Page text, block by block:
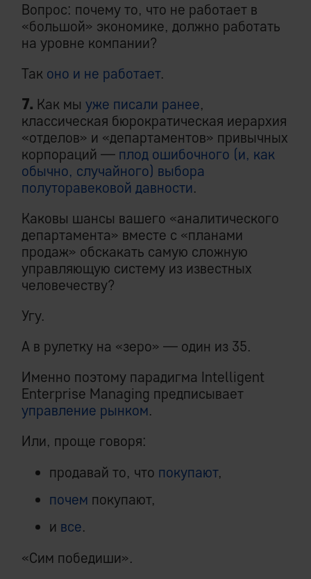
Вопрос: почему то, что не работает в
«большой» экономике, должно работать
на уровне компании?
Так оно и не работает.
7. Как мы уже писали ранее,
классическая бюрократическая иерархия
«отделов» и «департаментов» привычных
корпораций — плод ошибочного (и, как
обычно, случайного) выбора
полуторавековой давности.
Каковы шансы вашего «аналитического
департамента» вместе с «планами
продаж» обскакать самую сложную
управляющую систему из известных
человечеству?
Угу.
А в рулетку на «зеро» — один из 35.
Именно поэтому парадигма Intelligent
Enterprise Managing предписывает
управление рынком.
Или, проще говоря:
продавай то, что покупают,
почем покупают,
и все.
«Сим победиши».